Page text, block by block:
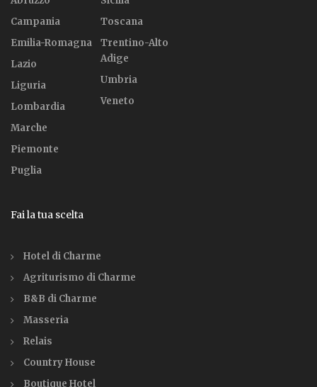
Campania
Emilia-Romagna
Lazio
Liguria
Lombardia
Marche
Piemonte
Puglia
Toscana
Trentino-Alto
Adige
Umbria
Veneto
Fai la tua scelta
Hotel di Charme
Agriturismo di Charme
B&B di Charme
Masseria
Relais
Country House
Boutique Hotel